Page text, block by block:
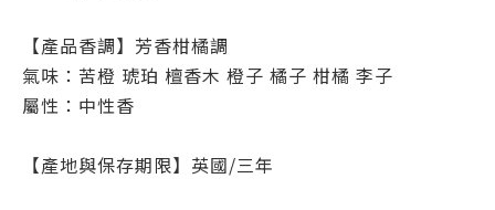
【產品香調】芳香柑橘調
氣味：苦橙 琥珀 檀香木 橙子 橘子 柑橘 李子
屬性：中性香
【產地與保存期限】英國/三年